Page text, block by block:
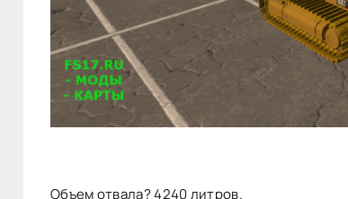
Объем отвала? 4240 литров.